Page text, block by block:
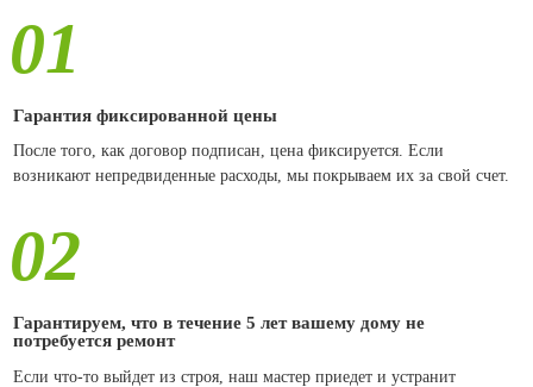
01
Гарантия фиксированной цены
После того, как договор подписан, цена фиксируется. Если
возникают непредвиденные расходы, мы покрываем их за свой счет.
02
Гарантируем, что в течение 5 лет вашему дому не
потребуется ремонт
Если что-то выйдет из строя, наш мастер приедет и устранит